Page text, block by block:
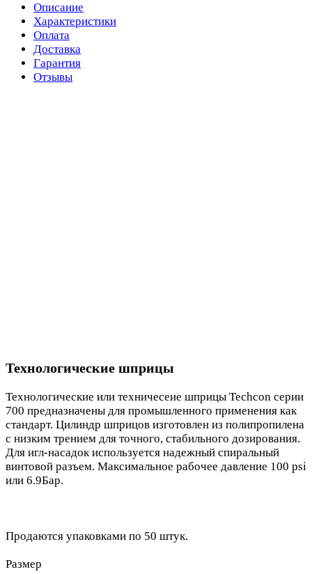
Описание
Характеристики
Оплата
Доставка
Гарантия
Отзывы
Технологические шприцы
Технологические или техничесеие шприцы Techcon серии
700 предназначены для промышленного применения как
стандарт. Цилиндр шприцов изготовлен из полипропилена
с низким трением для точного, стабильного дозирования.
Для игл-насадок используется надежный спиральный
винтовой разъем. Максимальное рабочее давление 100 psi
или 6.9Бар.
Продаются упаковками по 50 штук.
Размер